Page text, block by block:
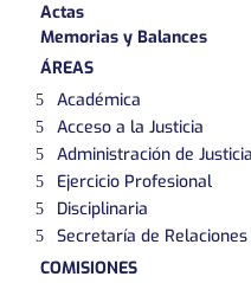
Actas
Memorias y Balances
ÁREAS
Académica
Acceso a la Justicia
Administración de Justicia
Ejercicio Profesional
Disciplinaria
Secretaría de
COMISIONES